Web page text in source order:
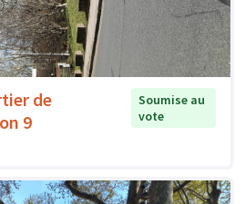
de
9
Soumise au
vote